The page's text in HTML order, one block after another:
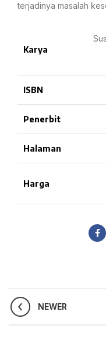
terjadinya masalah
Karya
ISBN
Penerbit
Halaman
Harga
NEWER